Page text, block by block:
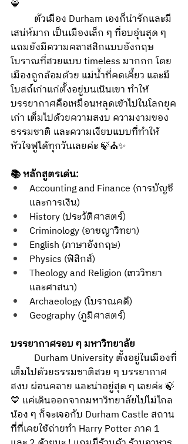
💙
เสน่ห์มาก เป็นเมืองเล็ก ๆ ที่อบอุ่นสุด ๆ
แถมยังมีความคลาสสิกแบบอังกฤษ
โบราณที่สวยแบบ timeless มากกก โดย
เมืองถูกล้อมด้วย แม่น้ำที่คดเคี้ยว และมี
โบสถ์เก่าแก่ตั้งอยู่บนเนินเขา ทำให้
บรรยากาศคือเหมือนหลุดเข้าไปในโลกยุค
เก่า เต็มไปด้วยความสงบ ความงามของ
ธรรมชาติ และความเงียบแบบที่ทำให้
หัวใจฟูได้ทุกวันเลยค่ะ 🍃⛪✨
📚 หลักสูตรเด่น:
Accounting and Finance (การบัญชี
และการเงิน)
History (ประวัติศาสตร์)
Criminology (อาชญาวิทยา)
English (ภาษาอังกฤษ)
Physics (ฟิสิกส์)
Theology and Religion (เทววิทยา
และศาสนา)
Archaeology (โบราณคดี)
Geography (ภูมิศาสตร์)
บรรยากาศรอบ ๆ มหาวิทยาลัย
เต็มไปด้วยธรรมชาติสวย ๆ บรรยากาศ
สงบ ผ่อนคลาย และน่าอยู่สุด ๆ เลยค่ะ 🍃
💙 แค่เดินออกจากมหาวิทยาลัยไปไม่ไกล
น้อง ๆ ก็จะเจอกับ Durham Castle สถาน
ที่ที่เคยใช้ถ่ายทำ Harry Potter ภาค 1